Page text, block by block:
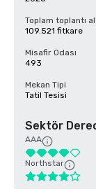
Toplam toplantı
109.521 fitkare
Misafir Odası
493
Mekan Tipi
Tatil Tesisi
Sektör
AAA
Northstar